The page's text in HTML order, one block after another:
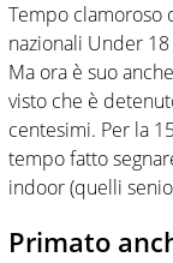
Tempo clamoroso
nazionali Under
Ma ora è suo
visto che è
centesimi. Per la
tempo fatto
indoor (quelli
Primato